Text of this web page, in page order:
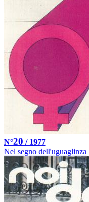
N°20 / 1977
Nel segno dell'uguaglinza